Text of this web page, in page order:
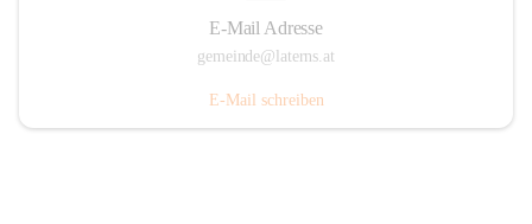
E-Mail Adresse
gemeinde@laterns.at
E-Mail schreiben